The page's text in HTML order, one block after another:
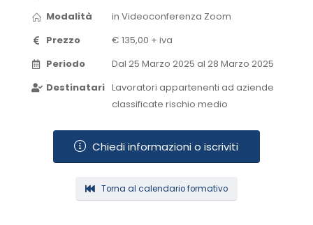
Modalità
in Videoconferenza​ Zoom​
Prezzo
€ 135,00 + iva
Periodo
Dal 25 Marzo 2025 al 28 Marzo 2025​
Destinatari Lavoratori appartenenti ad aziende
classificate rischio medio
Chiedi informazioni o iscriviti
Torna al calendario formativo